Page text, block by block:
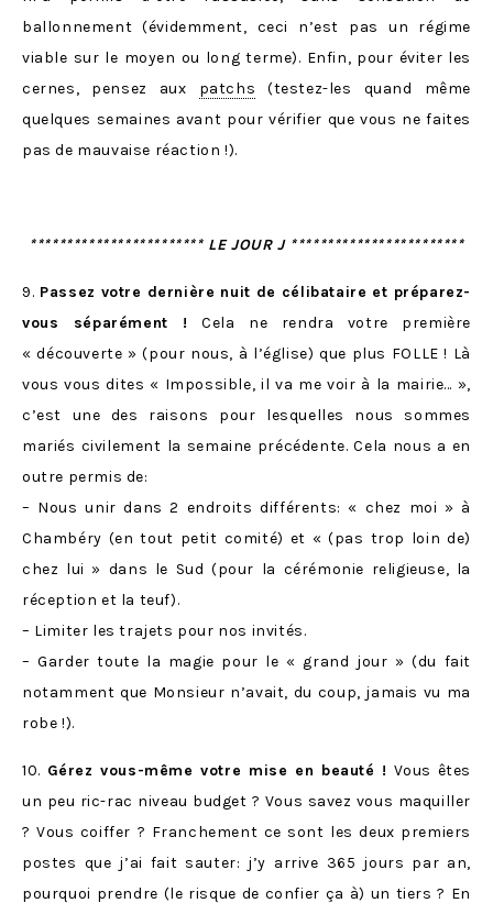
ballonnement (évidemment, ceci n’est pas un régime
viable sur le moyen ou long terme). Enfin, pour éviter les
cernes, pensez aux patchs (testez-les quand même
quelques semaines avant pour vérifier que vous ne faites
pas de mauvaise réaction !).
************************ LE JOUR J ************************
9. Passez votre dernière nuit de célibataire et préparez-
vous séparément !
Cela ne rendra votre première
« découverte » (pour nous, à l’église) que plus FOLLE ! Là
vous vous dites « Impossible, il va me voir à la mairie… »,
c’est une des raisons pour lesquelles nous sommes
mariés civilement la semaine précédente. Cela nous a en
outre permis de:
– Nous unir dans 2 endroits différents: « chez moi » à
Chambéry (en tout petit comité) et « (pas trop loin de)
chez lui » dans le Sud (pour la cérémonie religieuse, la
réception et la teuf).
– Limiter les trajets pour nos invités.
– Garder toute la magie pour le « grand jour » (du fait
notamment que Monsieur n’avait, du coup, jamais vu ma
robe !).
10. Gérez vous-même votre mise en beauté ! Vous êtes
un peu ric-rac niveau budget ? Vous savez vous maquiller
? Vous coiffer ? Franchement ce sont les deux premiers
postes que j’ai fait sauter: j’y arrive 365 jours par an,
pourquoi prendre (le risque de confier ça à) un tiers ? En